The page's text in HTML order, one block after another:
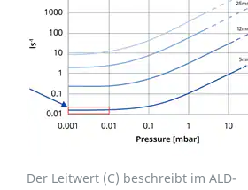
Der Leitwert (C) beschreibt im ALD-